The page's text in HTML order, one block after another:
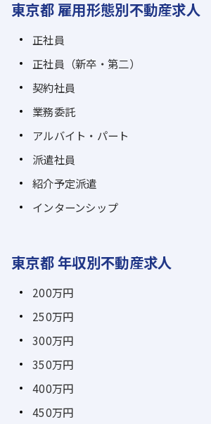
東京都 雇用形態別不動産求人
正社員
正社員（新卒・第二）
契約社員
業務委託
アルバイト・パート
派遣社員
紹介予定派遣
インターンシップ
東京都 年収別不動産求人
200万円
250万円
300万円
350万円
400万円
450万円